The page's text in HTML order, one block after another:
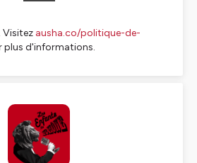
Visitez ausha.co/politique-de-
plus d'informations.